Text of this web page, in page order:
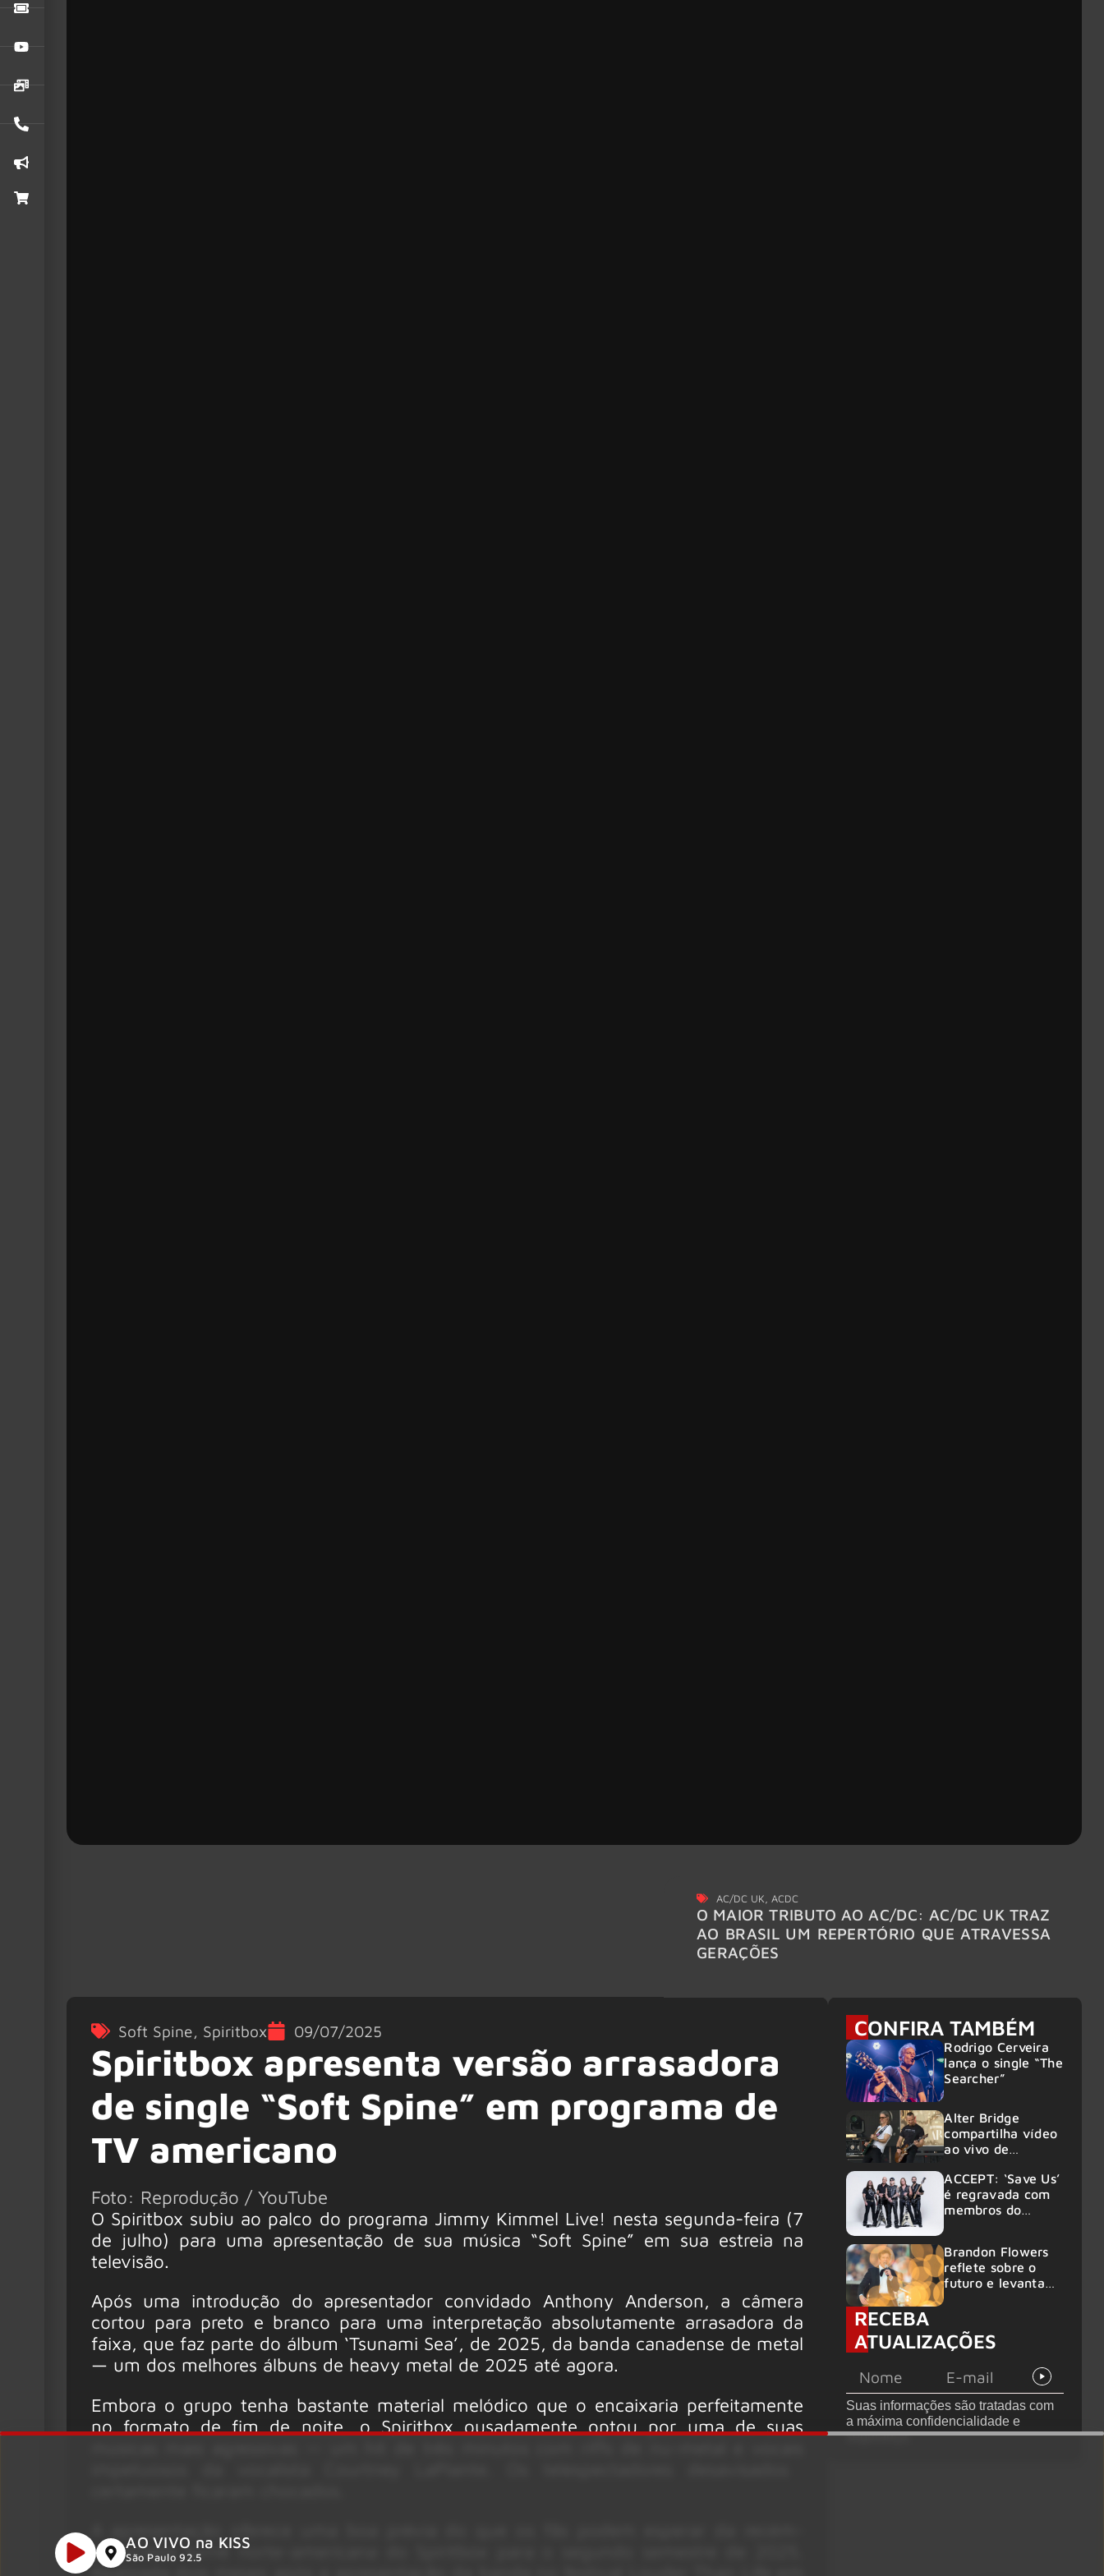
AC/DC UK ACDC
O MAIOR TRIBUTO AO AC/DC: AC/DC UK TRAZ
AO BRASIL UM REPERTÓRIO QUE ATRAVESSA
GERAÇÕES
Soft Spine, Spiritbox 09/07/2025
Spiritbox apresenta versão arrasadora
de single “Soft Spine” em programa de
TV americano
Foto: Reprodução / YouTube
O Spiritbox subiu ao palco do programa Jimmy Kimmel Live! nesta segunda-feira (7
de julho) para uma apresentação de sua música “Soft Spine” em sua estreia na
televisão.
Após uma introdução do apresentador convidado Anthony Anderson, a câmera
cortou para preto e branco para uma interpretação absolutamente arrasadora da
faixa, que faz parte do álbum ‘Tsunami Sea’, de 2025, da banda canadense de metal
— um dos melhores álbuns de heavy metal de 2025 até agora.
Embora o grupo tenha bastante material melódico que o encaixaria perfeitamente
no formato de fim de noite, o Spiritbox ousadamente optou por uma de suas
anunciada turnê norte-americana do Spiritbox para o segundo semestre de 2025.
CONFIRA TAMBÉM
Rodrigo Cerveira
lança o single “The
Searcher”
Alter Bridge
compartilha vídeo
ao vivo de
no Rock am Ring
2026
ACCEPT: ‘Save Us’
é regravada com
membros do
Brandon Flowers
reflete sobre o
futuro e levanta
RECEBA
ATUALIZAÇÕES
Suas informações são tratadas com
a máxima confidencialidade e
segurança.
AO VIVO na KISS
São Paulo 92.5